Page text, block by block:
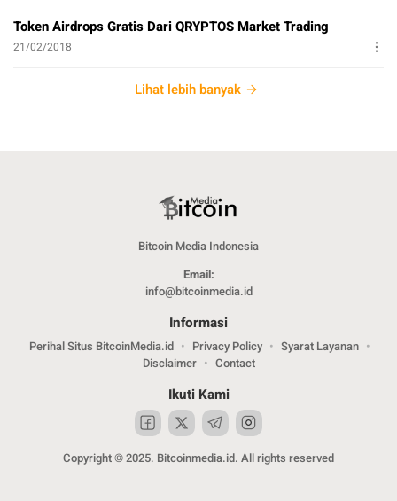
Token Airdrops Gratis Dari QRYPTOS Market Trading
21/02/2018
Lihat lebih banyak
Bitcoin Media Indonesia
Email:
info@bitcoinmedia.id
Informasi
Perihal Situs BitcoinMedia.id Privacy Policy
Syarat Layanan
Disclaimer
Contact
Ikuti Kami
Copyright © 2025. Bitcoinmedia.id. All rights reserved